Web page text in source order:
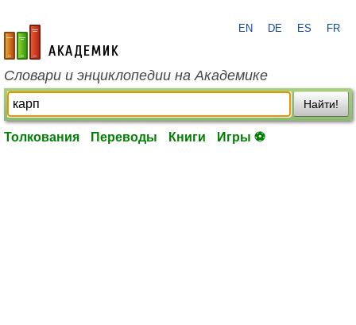
academic.ru
EN DE ES FR
Словари и энциклопедии на Академике
Найти!
Толкования Переводы Книги Игры ⚽